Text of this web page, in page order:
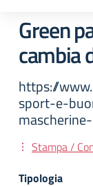
Green
cambia
https://
sport-e-
Stampa /
Tipologia